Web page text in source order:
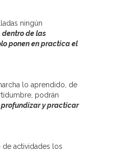
ningún
dentro de las
ponen en practica el
lo aprendido, de
podrán
profundizar y practicar
actividades los